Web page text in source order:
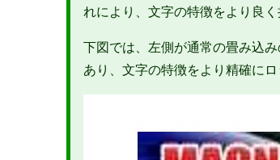
れにより、文字の特徴をより良
下図では、左側が通常の畳み込
あり、文字の特徴をより精確に